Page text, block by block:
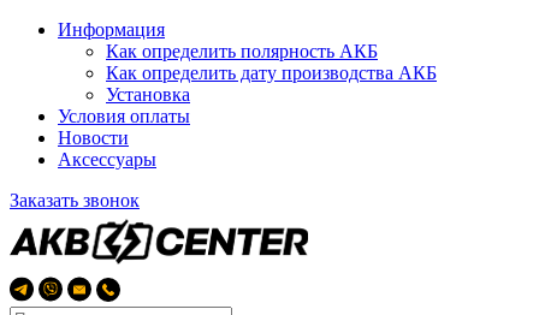
Информация
Как определить полярность АКБ
Как определить дату производства АКБ
Установка
Условия оплаты
Новости
Аксессуары
Заказать звонок